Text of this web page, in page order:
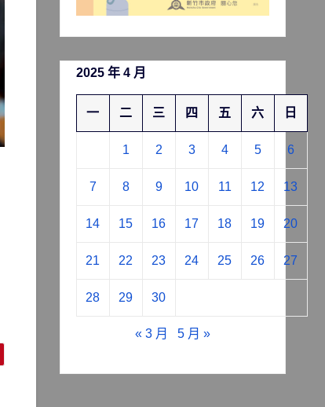
2025 年 4 月
一 二 三 四 五 六 日
1 2 3 4 5 6
7 8 9 10 11 12 13
14 15 16 17 18 19 20
21 22 23 24 25 26 27
28 29 30
« 3 月 5 月 »